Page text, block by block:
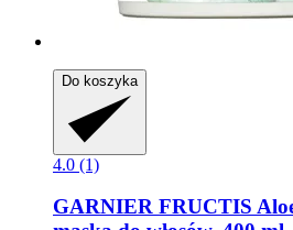
Do koszyka
4.0 (1)
GARNIER FRUCTIS